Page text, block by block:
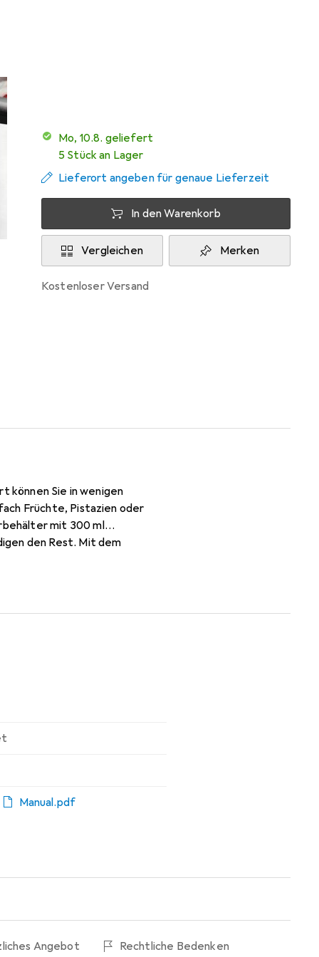
Mo, 10.8. geliefert
5 Stück an Lager
Lieferort angeben für genaue Lieferzeit
In den Warenkorb
Vergleichen Merken
kostenloser Versand
können Sie in wenigen
Früchte, Pistazien oder
mit 300 ml
den Rest. Mit dem
Manual.pdf
Angebot
Rechtliche Bedenken